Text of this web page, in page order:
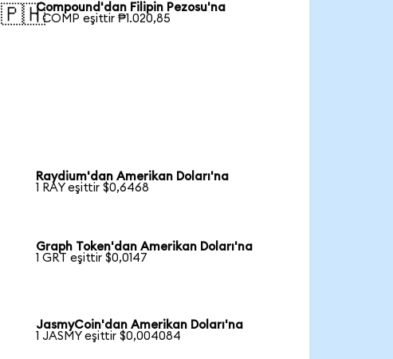
🇵🇭Compound'dan Filipin Pezosu'na
1 COMP eşittir ₱1.020,85
Raydium'dan Amerikan Doları'na
1 RAY eşittir $0,6468
Graph Token'dan Amerikan Doları'na
1 GRT eşittir $0,0147
JasmyCoin'dan Amerikan Doları'na
1 JASMY eşittir $0,004084